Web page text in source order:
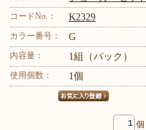
コードNo.： K2329
カラー番号： G
内容量： 1組（パック）
使用個数： 1個
個